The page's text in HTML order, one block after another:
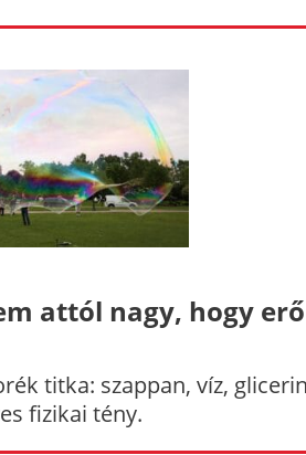
attól nagy, hogy
titka: szappan, víz,
fizikai tény.